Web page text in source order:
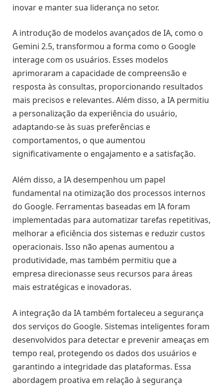
inovar e manter sua liderança no setor.
A introdução de modelos avançados de IA, como o
Gemini 2.5, transformou a forma como o Google
interage com os usuários. Esses modelos
aprimoraram a capacidade de compreensão e
resposta às consultas, proporcionando resultados
mais precisos e relevantes. Além disso, a IA permitiu
a personalização da experiência do usuário,
adaptando-se às suas preferências e
comportamentos, o que aumentou
significativamente o engajamento e a satisfação.
Além disso, a IA desempenhou um papel
fundamental na otimização dos processos internos
do Google. Ferramentas baseadas em IA foram
implementadas para automatizar tarefas repetitivas,
melhorar a eficiência dos sistemas e reduzir custos
operacionais. Isso não apenas aumentou a
produtividade, mas também permitiu que a
empresa direcionasse seus recursos para áreas
mais estratégicas e inovadoras.
A integração da IA também fortaleceu a segurança
dos serviços do Google. Sistemas inteligentes foram
desenvolvidos para detectar e prevenir ameaças em
tempo real, protegendo os dados dos usuários e
garantindo a integridade das plataformas. Essa
abordagem proativa em relação à segurança